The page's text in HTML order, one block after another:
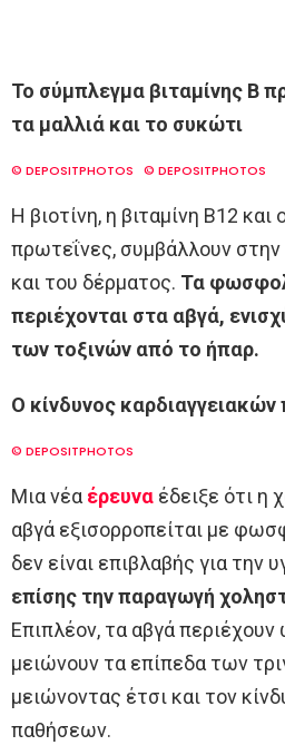
Το σύμπλεγμα βιταμίνης Β
τα μαλλιά και το συκώτι
© DEPOSITPHOTOS © DEPOSITPHOTOS
Η βιοτίνη, η βιταμίνη Β12 και
πρωτεΐνες, συμβάλλουν στην
και του δέρματος. Τα
περιέχονται στα αβγά,
των τοξινών από το ήπαρ.
Ο κίνδυνος
© DEPOSITPHOTOS
Μια νέα έρευνα έδειξε ότι η
αβγά εξισορροπείται με
δεν είναι επιβλαβής για την
επίσης την παραγωγή
Επιπλέον, τα αβγά
μειώνουν τα επίπεδα των
μειώνοντας έτσι και τον
παθήσεων.